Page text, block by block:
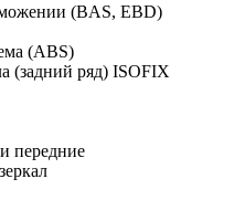
(BAS, EBD)
(ABS)
(задний ряд) ISOFIX
передние